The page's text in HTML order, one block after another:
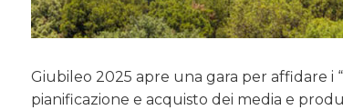
Giubileo 2025 apre una gara per affidare i
pianificazione e acquisto dei media e